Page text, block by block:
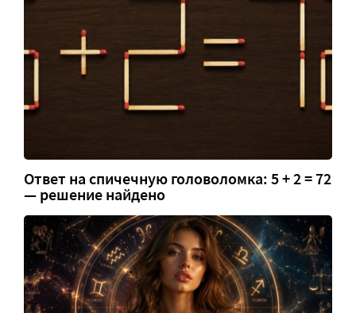
Ответ на спичечную головоломка: 5 + 2 = 72
— решение найдено